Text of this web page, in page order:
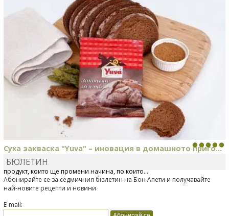
Суха закваска "Yuva" – иновация в домашното приго...
Отскоро Лесафр България стартира предлагането на изцяло нов
продукт, който ще промени начина, по който...
БЮЛЕТИН
Абонирайте се за седмичния бюлетин на Бон Апети и получавайте
най-новите рецепти и новини
E-mail: